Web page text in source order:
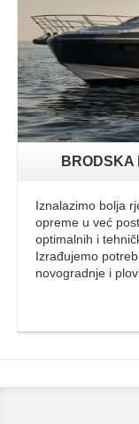
Iznalazimo bolja
opreme u već
optimalnih i
Izrađujemo
novogradnje i